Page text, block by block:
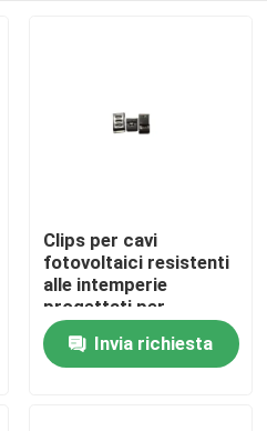
Clips per cavi
fotovoltaici resistenti
alle intemperie
progettati per
proteggere i fili solari
dallo stress
ambientale e garantire
Invia richiesta